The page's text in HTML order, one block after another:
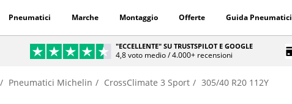
Pneumatici Marche Montaggio Offerte Guida Pneumatici
"ECCELLENTE" SU TRUSTSPILOT E GOOGLE
4,8 voto medio / 4.000+ recensioni
Pneumatici Michelin CrossClimate 3 Sport
305/40 R20 112Y